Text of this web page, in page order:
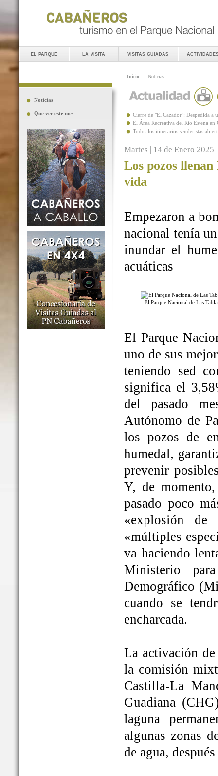
el parque la visita visitas guiadas actividades
Noticias
Que ver este mes
Inicio :: Noticias
Cierre de "El Cazador": Despedida a
El Área Recreativa del Río Estena
Todos los itinerarios senderistas
Martes | 14 de Enero 2025
Los pozos
vida
Empezaron a
nacional tenía
inundar el
acuáticas
El Parque Nacional de Las
El Parque
uno de sus
teniendo sed
significa el
del pasado
Autónomo de
los pozos de
humedal,
prevenir
Y, de
pasado poco
«explosión
«múltiples
va haciendo
Ministerio
Demográfico
cuando se
encharcada.
La activación
la comisión
Castilla-La
Guadiana
laguna
algunas zonas
de agua,